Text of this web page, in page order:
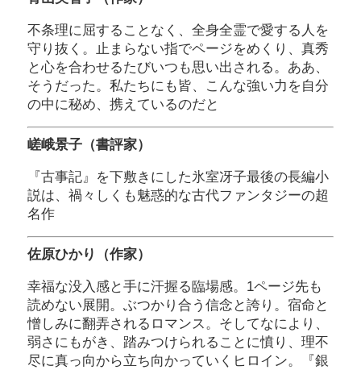
不条理に屈することなく、全身全霊で愛する人を
守り抜く。止まらない指でページをめくり、真秀
と心を合わせるたびいつも思い出される。ああ、
そうだった。私たちにも皆、こんな強い力を自分
の中に秘め、携えているのだと
嵯峨景子（書評家）
『古事記』を下敷きにした氷室冴子最後の長編小
説は、禍々しくも魅惑的な古代ファンタジーの超
名作
佐原ひかり（作家）
幸福な没入感と手に汗握る臨場感。1ページ先も
読めない展開。ぶつかり合う信念と誇り。宿命と
憎しみに翻弄されるロマンス。そしてなにより、
弱さにもがき、踏みつけられることに憤り、理不
尽に真っ向から立ち向かっていくヒロイン。『銀